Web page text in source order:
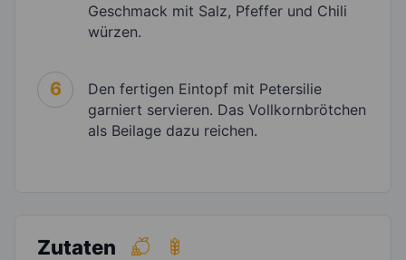
Geschmack mit Salz, Pfeffer und Chili
würzen.
6
Den fertigen Eintopf mit Petersilie
garniert servieren. Das Vollkornbrötchen
als Beilage dazu reichen.
Zutaten